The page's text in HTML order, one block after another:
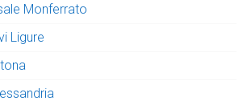
Monferrato
Ligure